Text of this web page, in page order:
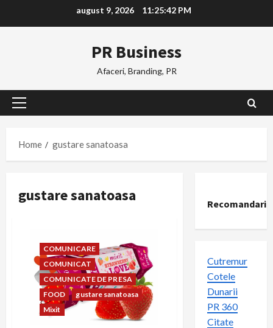
august 9, 2026 11:25:43 PM
PR Business
Afaceri, Branding, PR
Primary
Home
gustare sanatoasa
gustare sanatoasa
COMUNICARE
COMUNICAT
COMUNICATE DE PRESA
FOOD
gustare sanatoasa
Mixit
Recomandari
Cutremur
Cotele
Dunarii
PR 360
Citate